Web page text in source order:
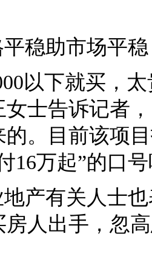
助市场平稳
下就买，太
女士告诉记者
。目前该项
16万起”的口
有关人士也
房人出手，忽